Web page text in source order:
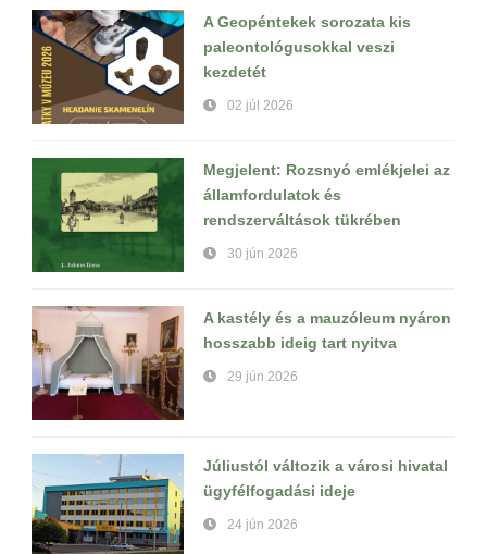
A Geopéntekek sorozata kis
paleontológusokkal veszi
kezdetét
02 júl 2026
Megjelent: Rozsnyó emlékjelei az
államfordulatok és
rendszerváltások tükrében
30 jún 2026
A kastély és a mauzóleum nyáron
hosszabb ideig tart nyitva
29 jún 2026
Júliustól változik a városi hivatal
ügyfélfogadási ideje
24 jún 2026